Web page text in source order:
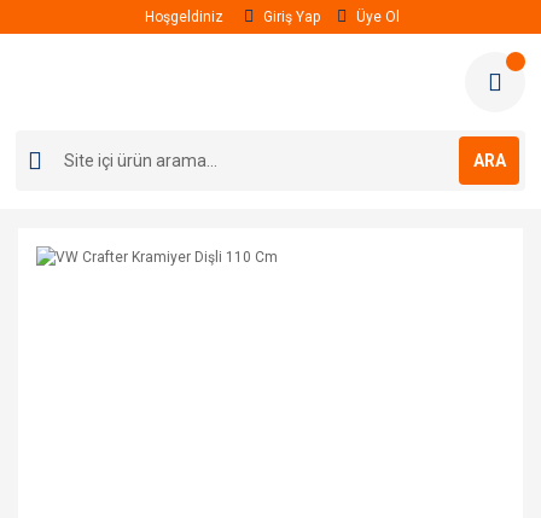
Hoşgeldiniz Giriş Yap Üye Ol
ARA